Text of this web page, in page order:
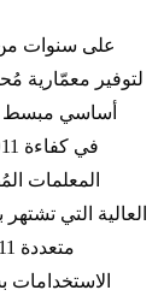
لتوفير معمّارية
أساسي مبسط
المعلمات